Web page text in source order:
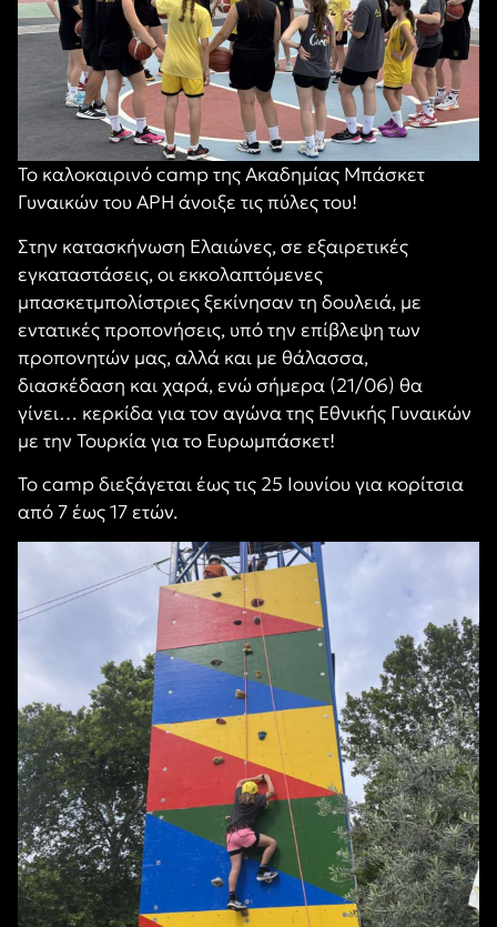
Το καλοκαιρινό camp της Ακαδημίας Μπάσκετ
Γυναικών του ΑΡΗ άνοιξε τις πύλες του!
Στην κατασκήνωση Ελαιώνες, σε εξαιρετικές
εγκαταστάσεις, οι εκκολαπτόμενες
μπασκετμπολίστριες ξεκίνησαν τη δουλειά, με
εντατικές προπονήσεις, υπό την επίβλεψη των
προπονητών μας, αλλά και με θάλασσα,
διασκέδαση και χαρά, ενώ σήμερα (21/06) θα
γίνει… κερκίδα για τον αγώνα της Εθνικής Γυναικών
με την Τουρκία για το Ευρωμπάσκετ!
Το camp διεξάγεται έως τις 25 Ιουνίου για κορίτσια
από 7 έως 17 ετών.